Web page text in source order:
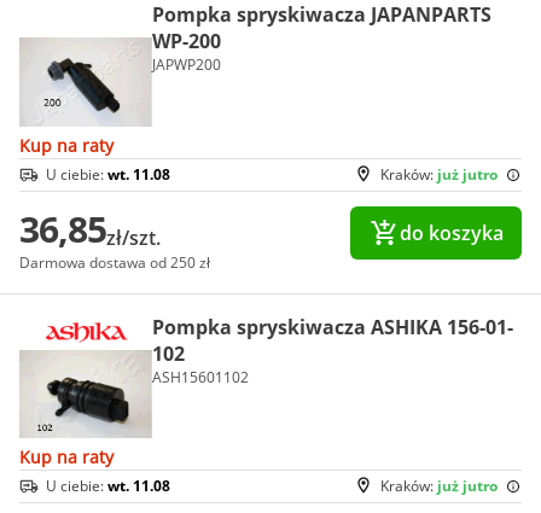
Pompka spryskiwacza JAPANPARTS
WP-200
JAPWP200
Kup na raty
Kraków: już jutro
U ciebie:wt. 11.08
36,85zł/szt.
Darmowa dostawa od 250 zł
do koszyka
Pompka spryskiwacza ASHIKA 156-01-
102
ASH15601102
Kup na raty
Kraków: już jutro
U ciebie:wt. 11.08